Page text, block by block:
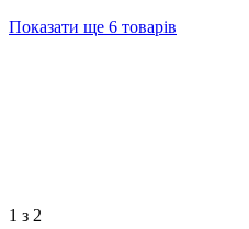
Показати ще 6 товарів
1 з 2